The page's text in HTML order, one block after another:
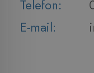
Telefon:
E-mail: